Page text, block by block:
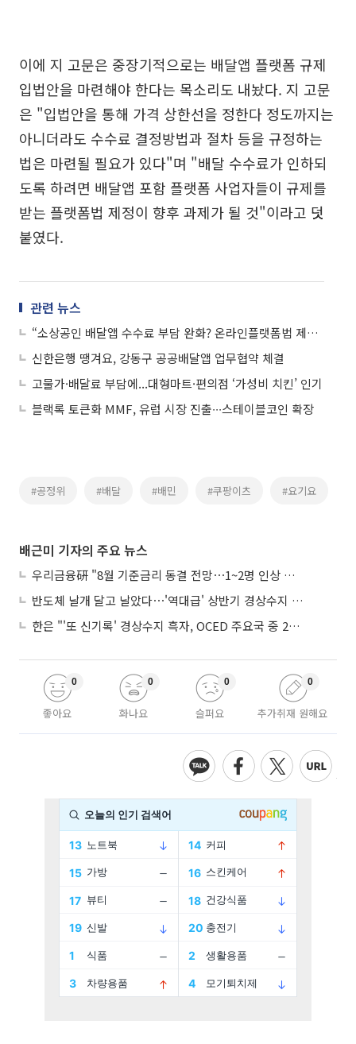
이에 지 고문은 중장기적으로는 배달앱 플랫폼 규제
입법안을 마련해야 한다는 목소리도 내놨다. 지 고문
은 "입법안을 통해 가격 상한선을 정한다 정도까지는
아니더라도 수수료 결정방법과 절차 등을 규정하는
법은 마련될 필요가 있다"며 "배달 수수료가 인하되
도록 하려면 배달앱 포함 플랫폼 사업자들이 규제를
받는 플랫폼법 제정이 향후 과제가 될 것"이라고 덧
붙였다.
관련 뉴스
“소상공인 배달앱 수수료 부담 완화? 온라인플랫폼법 제정이 해법”
신한은행 땡겨요, 강동구 공공배달앱 업무협약 체결
고물가·배달료 부담에...대형마트·편의점 ‘가성비 치킨’ 인기
블랙록 토큰화 MMF, 유럽 시장 진출∙∙∙스테이블코인 확장
#공정위 #배달 #배민 #쿠팡이츠 #요기요
배근미 기자의 주요 뉴스
우리금융硏 "8월 기준금리 동결 전망⋯1~2명 인상 소수의견 낼 것"
반도체 날개 달고 날았다⋯'역대급' 상반기 경상수지 흑자 2000억달러 육박
한은 "'또 신기록' 경상수지 흑자, OCED 주요국 중 2위⋯반도체 수출 효과"
좋아요
0
화나요
0
슬퍼요
0
추가취재 원해요
0